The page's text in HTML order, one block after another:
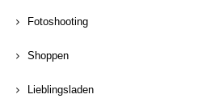
Fotoshooting
Shoppen
Lieblingsladen